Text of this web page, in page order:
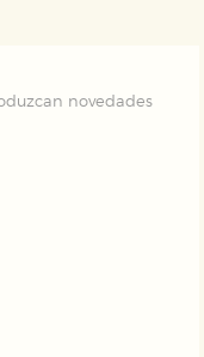
novedades
su experiencia
de
agregada y, por lo
socios
publicidad
de su